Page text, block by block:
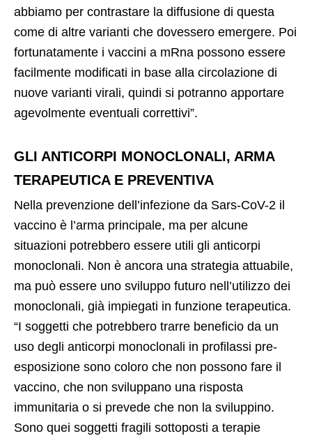
abbiamo per contrastare la diffusione di questa
come di altre varianti che dovessero emergere. Poi
fortunatamente i vaccini a mRna possono essere
facilmente modificati in base alla circolazione di
nuove varianti virali, quindi si potranno apportare
agevolmente eventuali correttivi”.
GLI ANTICORPI MONOCLONALI, ARMA
TERAPEUTICA E PREVENTIVA
Nella prevenzione dell’infezione da Sars-CoV-2 il
vaccino è l’arma principale, ma per alcune
situazioni potrebbero essere utili gli anticorpi
monoclonali. Non è ancora una strategia attuabile,
ma può essere uno sviluppo futuro nell’utilizzo dei
monoclonali, già impiegati in funzione terapeutica.
“I soggetti che potrebbero trarre beneficio da un
uso degli anticorpi monoclonali in profilassi pre-
esposizione sono coloro che non possono fare il
vaccino, che non sviluppano una risposta
immunitaria o si prevede che non la sviluppino.
Sono quei soggetti fragili sottoposti a terapie